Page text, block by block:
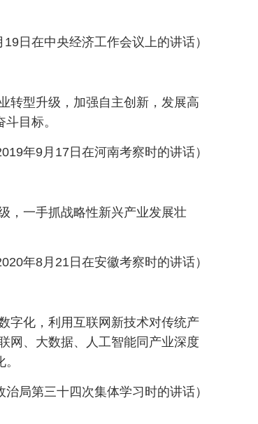
19日在中央经济工作会议上的讲话）
转型升级，加强自主创新，发展高
目标。
年9月17日在河南考察时的讲话）
，一手抓战略性新兴产业发展壮
年8月21日在安徽考察时的讲话）
字化，利用互联网新技术对传统产
网、大数据、人工智能同产业深度
局第三十四次集体学习时的讲话）